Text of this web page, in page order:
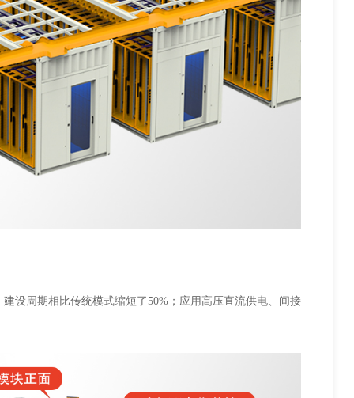
设周期相比传统模式缩短了50%；应用高压直流供电、间接